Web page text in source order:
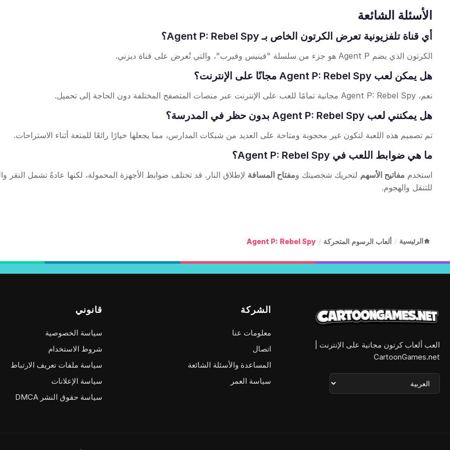
الأسئلة الشائعة
أي قناة تلفزيونية تعرض الكرتون الخاص بـ Agent P: Rebel Spy؟
الكرتون الذي يضم Agent P هو جزء من سلسلة "فينيس وفيرب"، والتي تُعرض على قناة ديزني.
هل يمكن لعب Agent P: Rebel Spy مجانًا على الإنترنت؟
نعم، Agent P: Rebel Spy مجانية تمامًا للعب على الإنترنت عبر منصات المتصفح المختلفة دون الحاجة إلى تحميل.
هل يمكنني لعب Agent P: Rebel Spy بدون حظر في المدرسة؟
تم تصميم هذه اللعبة لتكون غير محجوبة ومتاحة على العديد من شبكات المدارس، مما يجعلها خيارًا رائعًا للمتعة أثناء الاستراحات.
ما هي ضوابط اللعب في Agent P: Rebel Spy؟
استخدم مفاتيح الأسهم لتحريك شخصيتك ومفتاح المسافة لإطلاق النار. قد تختلف ضوابط الأجهزة المحمولة، لكنها عادةً تشمل النقر
للتنقل والهجوم.
الرئيسية / ألعاب الرسوم المتحركة /
Agent P: Rebel Spy
العب ألعاب كرتون مجانية على الإنترنت |
CartoonGames.net
الشركة
معلومات عنا
اتصال
المساعدة والأسئلة الشائعة
سياسة العمر
قانوني
سياسة الخصوصية
شروط الاستخدام
سياسة ملفات تعريف الارتباط
سياسة الإعلانات
سياسة حقوق النشر DMCA